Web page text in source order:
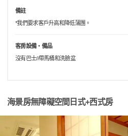
備註
*我們要求客戶升高和降低蒲團。
客房設備・備品
沒有巴士//帶馬桶和洗臉盆
海景房無障礙空間日式+西式房